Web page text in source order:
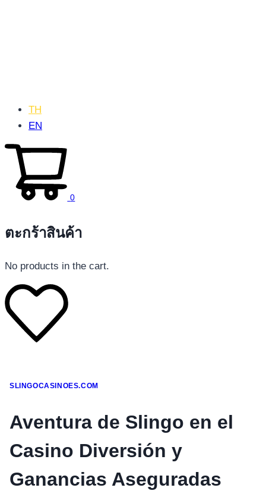
โทรศัพท์มือถือ
อุปกรณ์เสริมโทรศัพท์
สินค้าตามแบรนด์
TH
EN
0
ตะกร้าสินค้า
No products in the cart.
SLINGOCASINOES.COM
Aventura de Slingo en el
Casino Diversión y
Ganancias Aseguradas